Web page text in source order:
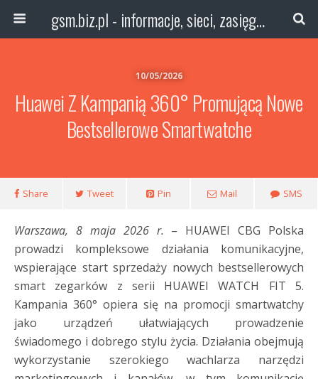
gsm.biz.pl - informacje, sieci, zasięg technologie
10/05/2026
Huawei Z Kampanią 360° Promującą Nowe
Bestsellerowe Smartwatche
Share Tweet Pin Mail SMS
Warszawa, 8 maja 2026 r. – HUAWEI CBG Polska
prowadzi kompleksowe działania komunikacyjne,
wspierające start sprzedaży nowych bestsellerowych
smart zegarków z serii HUAWEI WATCH FIT 5.
Kampania 360° opiera się na promocji smartwatchy
jako urządzeń ułatwiających prowadzenie
świadomego i dobrego stylu życia. Działania obejmują
wykorzystanie szerokiego wachlarza narzędzi